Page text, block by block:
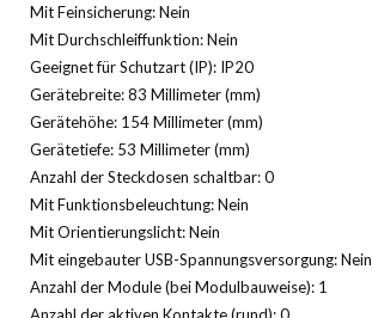
Mit Feinsicherung: Nein
Mit Durchschleiffunktion: Nein
Geeignet für Schutzart (IP): IP20
Gerätebreite: 83 Millimeter (mm)
Gerätehöhe: 154 Millimeter (mm)
Gerätetiefe: 53 Millimeter (mm)
Anzahl der Steckdosen schaltbar: 0
Mit Funktionsbeleuchtung: Nein
Mit Orientierungslicht: Nein
Mit eingebauter USB-Spannungsversorgung: Nein
Anzahl der Module (bei Modulbauweise): 1
Anzahl der aktiven Kontakte (rund): 0